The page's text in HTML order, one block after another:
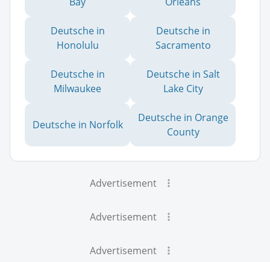
Deutsche in
Honolulu
Deutsche in
Sacramento
Deutsche in
Milwaukee
Deutsche in Salt
Lake City
Deutsche in Norfolk
Deutsche in Orange
County
Advertisement
Advertisement
Advertisement